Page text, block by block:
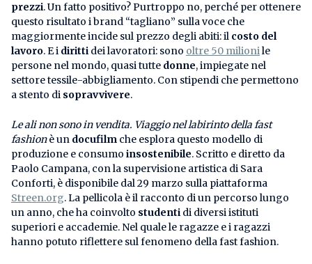
prezzi. Un fatto positivo? Purtroppo no, perché per ottenere
questo risultato i brand “tagliano” sulla voce che
maggiormente incide sul prezzo degli abiti: il costo del
lavoro. E i diritti dei lavoratori: sono oltre 50 milionile
persone nel mondo, quasi tutte donne, impiegate nel
settore tessile-abbigliamento. Con stipendi che permettono
a stento di sopravvivere.
Le ali non sono in vendita. Viaggio nel labirinto della fast
fashionè un docufilm che esplora questo modello di
produzione e consumo insostenibile. Scritto e diretto da
Paolo Campana, con la supervisione artistica di Sara
Conforti, è disponibile dal 29 marzo sulla piattaforma
Streen.org. La pellicola è il racconto di un percorso lungo
un anno, che ha coinvolto studenti di diversi istituti
superiori e accademie. Nel quale le ragazze e i ragazzi
hanno potuto riflettere sul fenomeno della fast fashion.